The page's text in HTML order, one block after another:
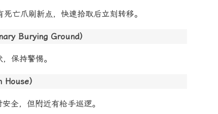
亡爪刷新点，快速拾取后立刻转移。
Burying Ground）
保持警惕。
）
全，但附近有枪手巡逻。